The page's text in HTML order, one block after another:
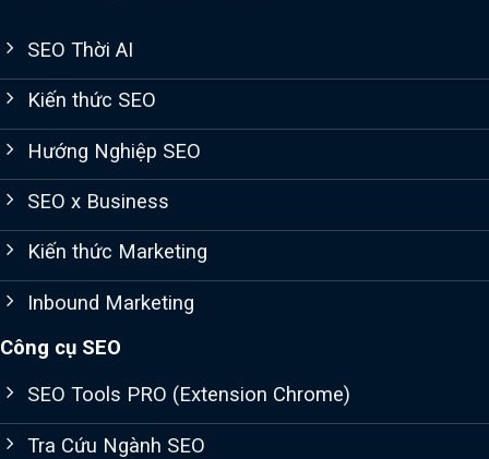
SEO Thời AI
Kiến thức SEO
Hướng Nghiệp SEO
SEO x Business
Kiến thức Marketing
Inbound Marketing
Công cụ SEO
SEO Tools PRO (Extension Chrome)
Tra Cứu Ngành SEO